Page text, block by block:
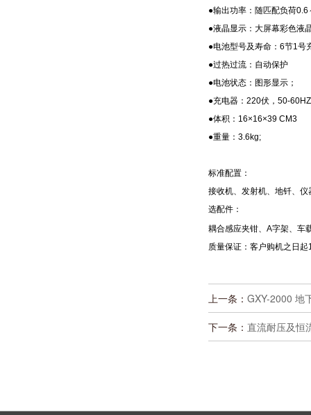
●输出功率：随匹配负荷
●液晶显示：大屏幕彩色液
●电池型号及寿命：6节1号
●过热过流：自动保护
●电池状态：图形显示；
●充电器：220伏，50-
●体积：16×16×39 CM3
●重量：3.6kg;
标准配置：
接收机、发射机、地钎、
选配件：
耦合感应夹钳、A字架、车
质量保证：客户购机之日
上一条： GXY-2000 地
下一条： 直流耐压及恒